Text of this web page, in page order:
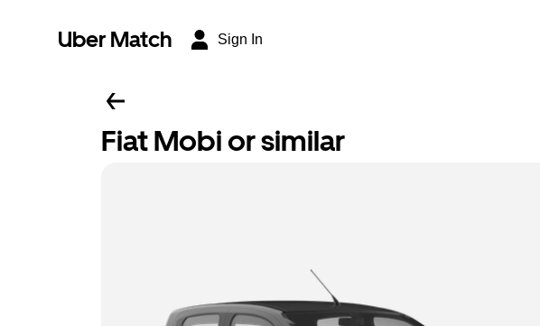
Uber Match Sign In
Fiat Mobi or similar